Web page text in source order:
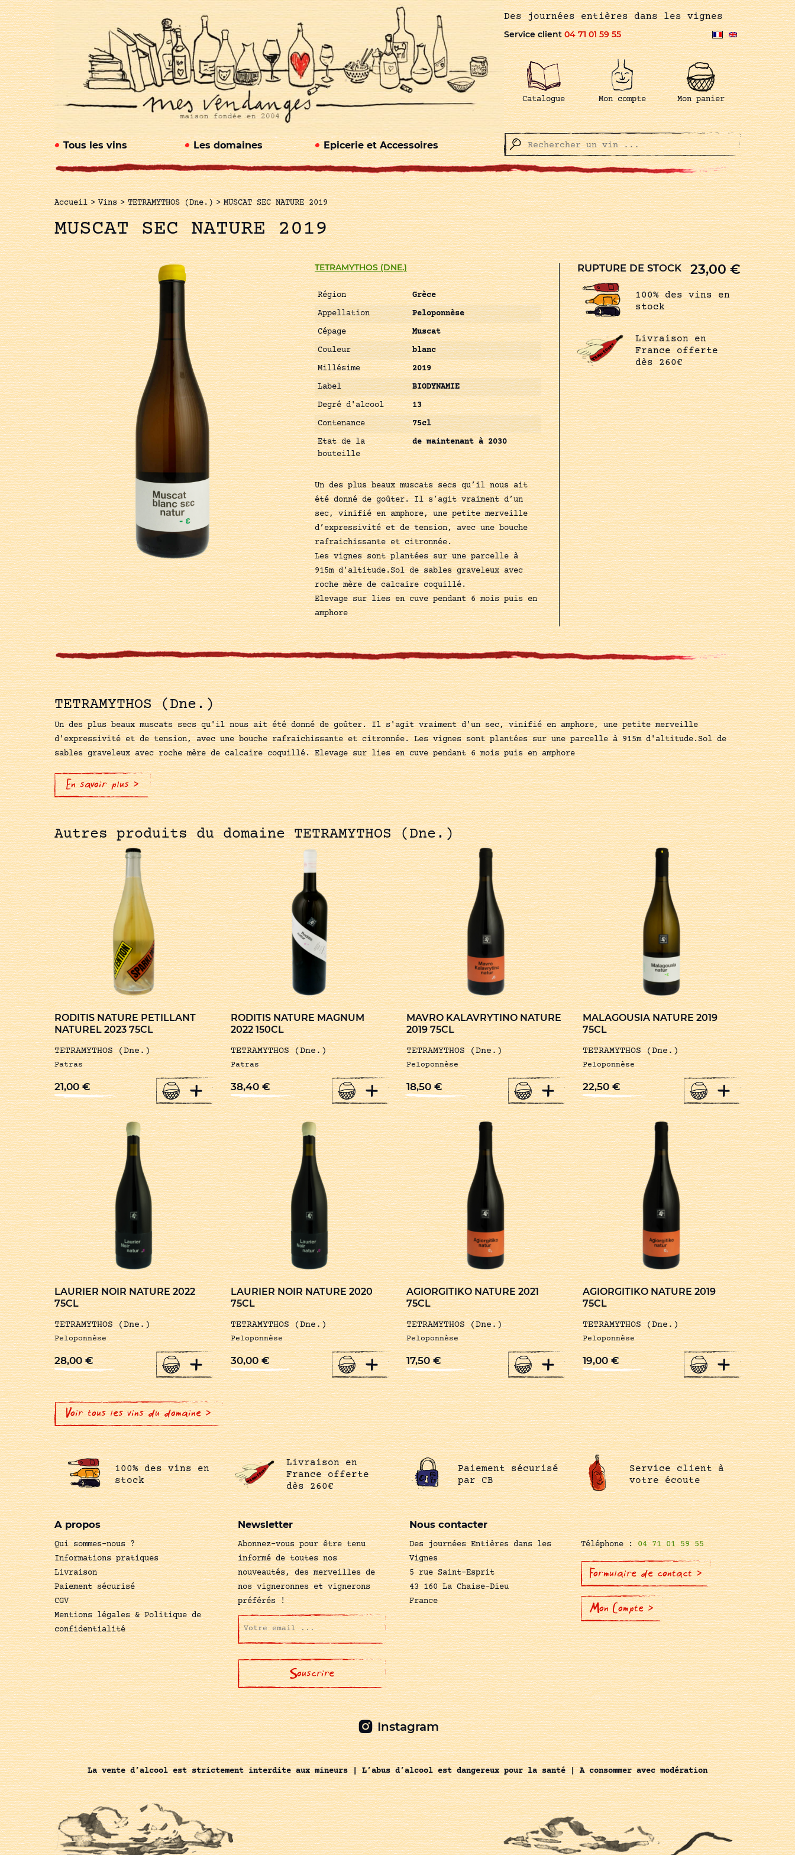
Des journées entières dans les vignes
Service client04 71 01 59 55
Catalogue Mon compte Mon panier
Tous les vins Les domaines Epicerie et Accessoires
Accueil > Vins > TETRAMYTHOS (Dne.) > MUSCAT SEC NATURE 2019
MUSCAT SEC NATURE 2019
TETRAMYTHOS (DNE.)
Région
Grèce
Appellation
Peloponnèse
Cépage
Muscat
Couleur
blanc
Millésime
2019
Label
BIODYNAMIE
Degré d'alcool
13
Contenance
75cl
Etat de la
bouteille
de maintenant à 2030
Un des plus beaux muscats secs qu’il nous ait
été donné de goûter. Il s’agit vraiment d’un
sec, vinifié en amphore, une petite merveille
d’expressivité et de tension, avec une bouche
rafraichissante et citronnée.
Les vignes sont plantées sur une parcelle à
915m d’altitude.Sol de sables graveleux avec
roche mère de calcaire coquillé.
Elevage sur lies en cuve pendant 6 mois puis en
amphore
RUPTURE DE STOCK 23,00€
100% des vins en
stock
Livraison en
France offerte
dès 260€
TETRAMYTHOS (Dne.)
Un des plus beaux muscats secs qu'il nous ait été donné de goûter. Il s'agit vraiment d'un sec, vinifié en amphore, une petite merveille
d'expressivité et de tension, avec une bouche rafraichissante et citronnée. Les vignes sont plantées sur une parcelle à 915m d'altitude.Sol de
sables graveleux avec roche mère de calcaire coquillé. Elevage sur lies en cuve pendant 6 mois puis en amphore
En savoir plus >
Autres produits du domaine TETRAMYTHOS (Dne.)
RODITIS NATURE PETILLANT
NATUREL 2023 75CL
TETRAMYTHOS (Dne.)
Patras
21,00€ +
RODITIS NATURE MAGNUM
2022 150CL
TETRAMYTHOS (Dne.)
Patras
38,40€ +
MAVRO KALAVRYTINO NATURE
2019 75CL
TETRAMYTHOS (Dne.)
Peloponnèse
18,50€ +
MALAGOUSIA NATURE 2019
75CL
TETRAMYTHOS (Dne.)
Peloponnèse
22,50€ +
LAURIER NOIR NATURE 2022
75CL
TETRAMYTHOS (Dne.)
Peloponnèse
28,00€ +
LAURIER NOIR NATURE 2020
75CL
TETRAMYTHOS (Dne.)
Peloponnèse
30,00€ +
AGIORGITIKO NATURE 2021
75CL
TETRAMYTHOS (Dne.)
Peloponnèse
17,50€ +
AGIORGITIKO NATURE 2019
75CL
TETRAMYTHOS (Dne.)
Peloponnèse
19,00€ +
Voir tous les vins du domaine >
100% des vins en
stock
Livraison en
France offerte
dès 260€
Paiement sécurisé
par CB
Service client à
votre écoute
A propos
Qui sommes-nous ?
Informations pratiques
Livraison
Paiement sécurisé
CGV
Mentions légales & Politique de
confidentialité
Newsletter
Abonnez-vous pour être tenu
informé de toutes nos
nouveautés, des merveilles de
nos vigneronnes et vignerons
préférés !
Nous contacter
Des journées Entières dans les
Vignes
5 rue Saint-Esprit
43 160 La Chaise-Dieu
France
Téléphone :04 71 01 59 55
Formulaire de contact >
Mon Compte >
Instagram
La vente d’alcool est strictement interdite aux mineurs | L’abus d’alcool est dangereux pour la santé | A consommer avec modération